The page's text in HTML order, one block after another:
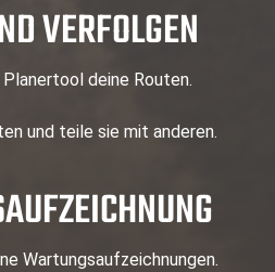
VERFOLGEN
deine Routen.
und teile sie mit anderen.
Wartungsaufzeichnungen.